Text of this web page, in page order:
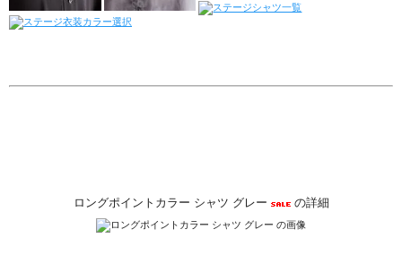
ロングポイントカラー シャツ グレー の詳細